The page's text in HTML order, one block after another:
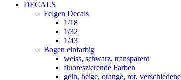
DECALS
Felgen Decals
1/18
1/32
1/43
Bogen einfarbig
weiss, schwarz, transparent
fluoreszierende Farben
gelb, beige, orange, rot, verschiedene